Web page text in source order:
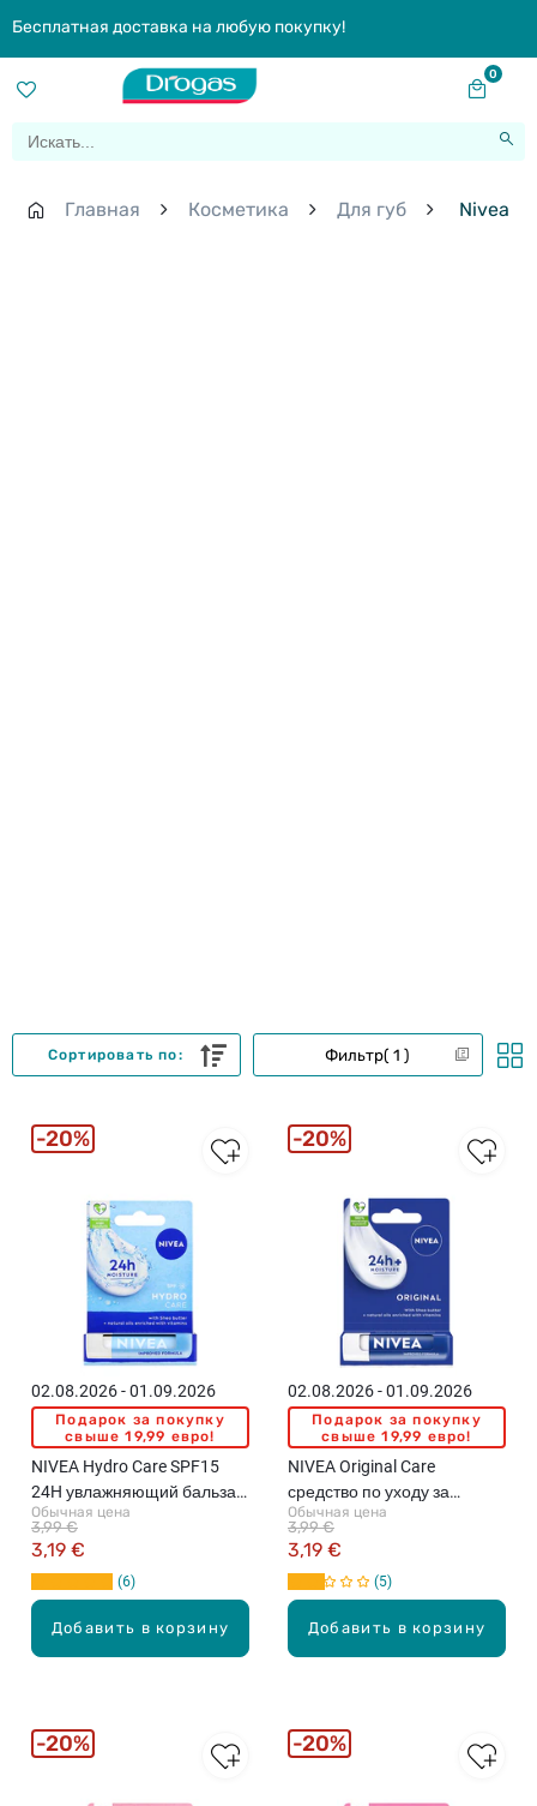
Бесплатная доставка на любую покупку!
0
Главная Косметика Для губ Nivea
Фильтр 1
Сортировать по:
Добавить в корзину
02.08.2026 - 01.09.2026
Подарок за покупку
свыше 19,99 евро!
NIVEA Hydro Care SPF15
24H увлажняющий бальзам
для губ, 4.8г
Обычная цена
3,19 €
3,99 €
6
20%
Добавить в корзину
02.08.2026 - 01.09.2026
Подарок за покупку
свыше 19,99 евро!
NIVEA Original Care
средство по уходу за
губами, 4.8г
Обычная цена
3,19 €
3,99 €
5
20%
20% 20%